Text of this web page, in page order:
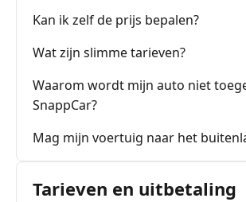
Kan ik zelf de prijs bepalen?
Wat zijn slimme tarieven?
Waarom wordt mijn auto niet
SnappCar?
Mag mijn voertuig naar het
Tarieven en uitbetaling